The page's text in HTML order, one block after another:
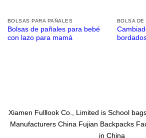
BOLSAS PARA PAÑALES
Bolsas de pañales para bebé
con lazo para mamá
BOLSA DE
Xiamen Fulllook Co., Limited is School
Manufacturers China Fujian Backpacks
in China